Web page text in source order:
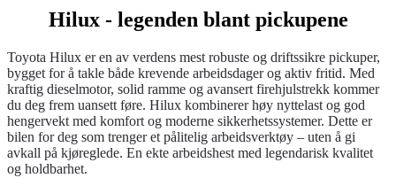
Hilux - legenden blant pickupene
Toyota Hilux er en av verdens mest robuste og driftssikre pickuper,
bygget for å takle både krevende arbeidsdager og aktiv fritid. Med
kraftig dieselmotor, solid ramme og avansert firehjulstrekk kommer
du deg frem uansett føre. Hilux kombinerer høy nyttelast og god
hengervekt med komfort og moderne sikkerhetssystemer. Dette er
bilen for deg som trenger et pålitelig arbeidsverktøy – uten å gi
avkall på kjøreglede. En ekte arbeidshest med legendarisk kvalitet
og holdbarhet.